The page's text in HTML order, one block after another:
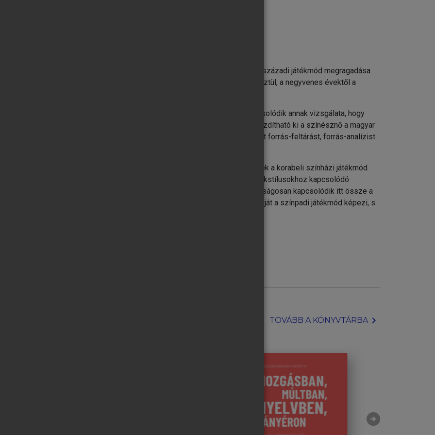
kapcsolva vizsgálja a korabeli változó színpadi játékmódot. A 19. századi játékmód megragadása
és színpadi játékának vizsgálata, hiszen hat és fél évtizeden keresztül, a negyvenes évektől a
színjátszásának kiterjedt területet átfogó színpadjain.
a játékmód és hogyan írhatók le annak változásai. Ehhez szorosan kapcsolódik annak vizsgálata, hogy
színházi forrásai a színpadi játék viszonylatában. Hogyan írható felül, mozdítható ki a színésznő a magyar
azáltal, hogy korabeli kontextusok szinkrón szemléletét érvényesíti, kiterjedt forrás-feltárást, forrás-analízist
jellegzetességeit olyan társadalmi kontextusokhoz kapcsolódva, amelyek a korabeli színházi játékmód
fele pedig a korabeli színpadi játékot helyezi központba, egyrészt a játékstílusokhoz kapcsolódó
kidolgozásával, másrészt konkrét alakítások nyomainak vizsgálatával. Sajátságosan kapcsolódik itt össze a
performance studies optikája és kérdésfeltevése, amelyeknek metszéspontját a színpadi játékmód képezi, s
és színháztörténeti összefüggést feltáró életmű is kibontakozik.
es-gyakorlat//
TOVÁBB A KÖNYVTÁRBAchevron_right
arrow_circle_right